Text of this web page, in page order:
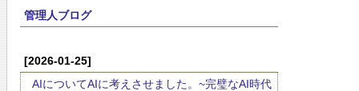
管理人ブログ
[2026-01-25]
AIについてAIに考えさせました。~完璧なAI時代